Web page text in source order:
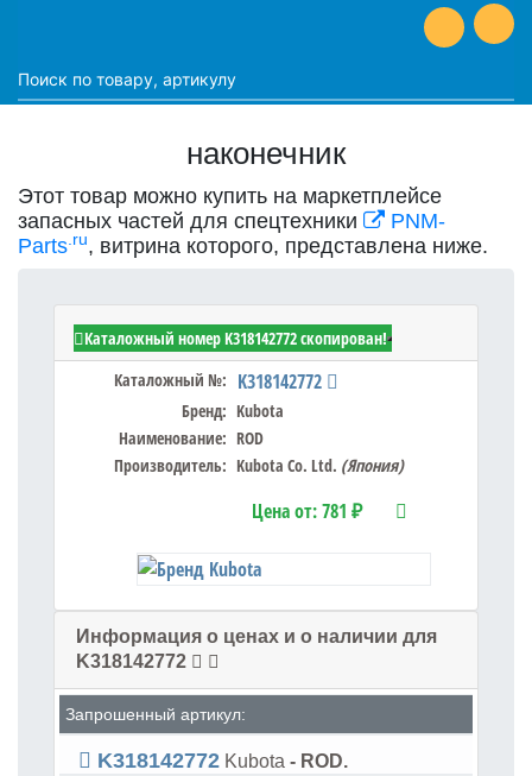
наконечник
Этот товар можно купить на маркетплейсе
запасных частей для спецтехники
PNM-
Parts.ru, витрина которого, представлена ниже.
Kubota K318142772 - ROD
Каталожный №: K318142772
Бренд: Kubota
Наименование: ROD
Производитель: Kubota Co. Ltd. (Япония)
Цена от:781 ₽
Каталожный номер K318142772 скопирован!
Информация о ценах и о наличии для
K318142772
Запрошенный артикул:
K318142772 Kubota - ROD.